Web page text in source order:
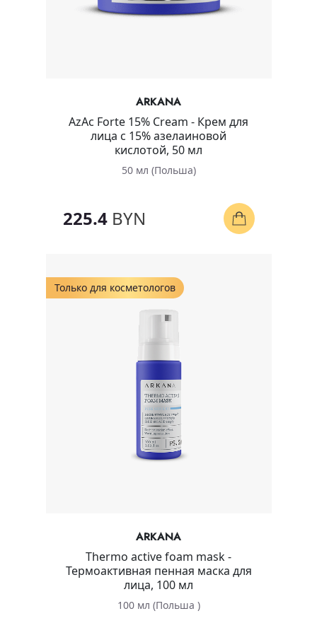
ARKANA
AzAc Forte 15% Cream - Крем для
лица с 15% азелаиновой
кислотой, 50 мл
50 мл (Польша)
225.4 BYN
Только для косметологов
ARKANA
Thermо active foam mask -
Термоактивная пенная маска для
лица, 100 мл
100 мл (Польша )